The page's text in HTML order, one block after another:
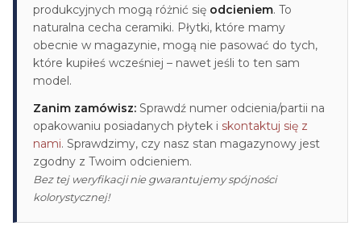
produkcyjnych mogą różnić się odcieniem. To
naturalna cecha ceramiki. Płytki, które mamy
obecnie w magazynie, mogą nie pasować do tych,
które kupiłeś wcześniej – nawet jeśli to ten sam
model.
Zanim zamówisz: Sprawdź numer odcienia/partii na
opakowaniu posiadanych płytek i skontaktuj się z
nami. Sprawdzimy, czy nasz stan magazynowy jest
zgodny z Twoim odcieniem.
Bez tej weryfikacji nie gwarantujemy spójności
kolorystycznej!